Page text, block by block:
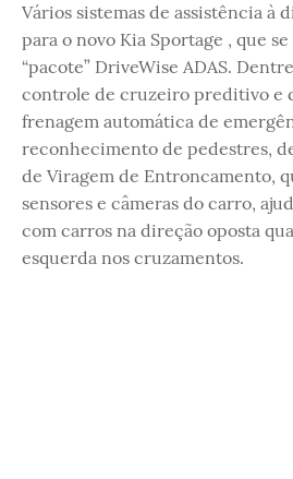
Vários sistemas de assistência à
para o novo Kia Sportage , que
“pacote” DriveWise ADAS.
controle de cruzeiro preditivo e
frenagem automática de
reconhecimento de pedestres,
de Viragem de Entroncamento,
sensores e câmeras do carro,
com carros na direção oposta
esquerda nos cruzamentos.